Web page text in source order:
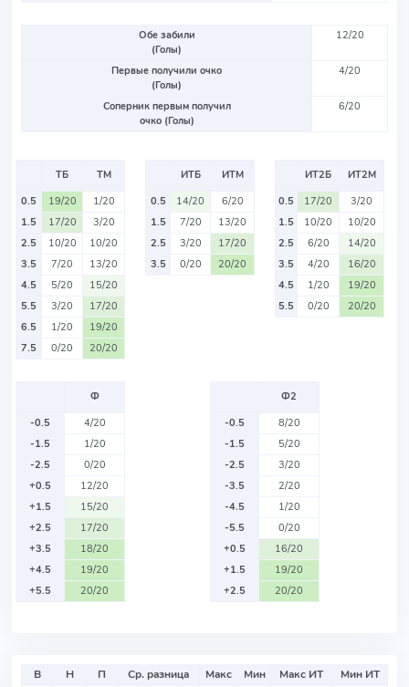
Обе забили
(Голы)
12/20
Первые получили очко
(Голы)
4/20
Соперник первым получил
очко (Голы)
6/20
ТБ
ТМ
0.5
19/20
1/20
1.5
17/20
3/20
2.5
10/20
10/20
3.5
7/20
13/20
4.5
5/20
15/20
5.5
3/20
17/20
6.5
1/20
19/20
7.5
0/20 20/20
ИТБ
ИТМ
0.5
14/20
6/20
1.5
7/20
13/20
2.5
3/20
17/20
3.5
0/20 20/20
ИТ2Б
ИТ2М
0.5
17/20
3/20
1.5
10/20
10/20
2.5
6/20
14/20
3.5
4/20
16/20
4.5
1/20
19/20
5.5
0/20 20/20
Ф
-0.5
4/20
-1.5
1/20
-2.5
0/20
+0.5
12/20
+1.5
15/20
+2.5
17/20
+3.5
18/20
+4.5
19/20
+5.5
20/20
Ф2
-0.5
8/20
-1.5
5/20
-2.5
3/20
-3.5
2/20
-4.5
1/20
-5.5
0/20
+0.5
16/20
+1.5
19/20
+2.5
20/20
В Н П Ср. разница Макс Мин Макс ИТ
Мин ИТ